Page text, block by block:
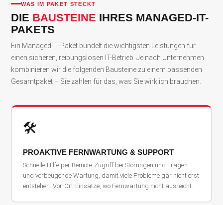
WAS IM PAKET STECKT
DIE BAUSTEINE IHRES MANAGED-IT-
PAKETS
Ein Managed-IT-Paket bündelt die wichtigsten Leistungen für
einen sicheren, reibungslosen IT-Betrieb. Je nach Unternehmen
kombinieren wir die folgenden Bausteine zu einem passenden
Gesamtpaket – Sie zahlen für das, was Sie wirklich brauchen.
🛠️
PROAKTIVE FERNWARTUNG & SUPPORT
Schnelle Hilfe per Remote-Zugriff bei Störungen und Fragen –
und vorbeugende Wartung, damit viele Probleme gar nicht erst
entstehen. Vor-Ort-Einsätze, wo Fernwartung nicht ausreicht.